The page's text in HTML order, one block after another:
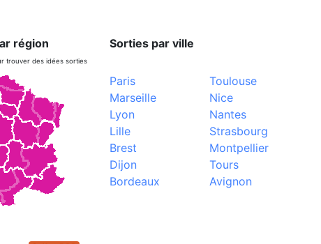
région
trouver des idées sorties
Sorties par ville
Paris
Marseille
Lyon
Lille
Brest
Dijon
Bordeaux
Toulouse
Nice
Nantes
Strasbourg
Montpellier
Tours
Avignon